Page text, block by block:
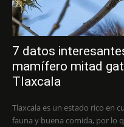
7 datos
mamífero mitad
Tlaxcala
Tlaxcala es un estado rico en
fauna y buena comida, por lo